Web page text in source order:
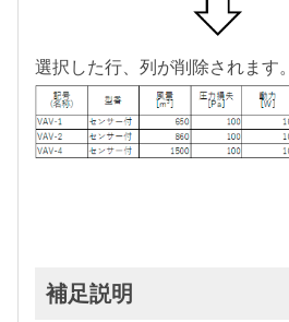
選択した行、列が削除されます。
補足説明